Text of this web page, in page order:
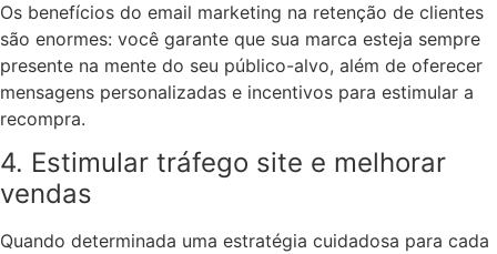
Os benefícios do email marketing na retenção de clientes
são enormes: você garante que sua marca esteja sempre
presente na mente do seu público-alvo, além de oferecer
mensagens personalizadas e incentivos para estimular a
recompra.
4. Estimular tráfego site e melhorar
vendas
Quando determinada uma estratégia cuidadosa para cada